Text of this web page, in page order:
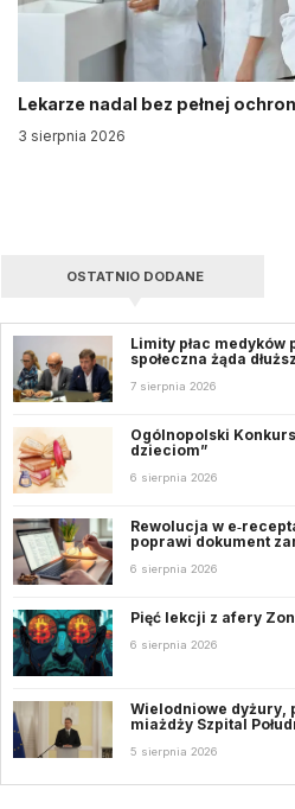
Lekarze nadal bez pełnej
3 sierpnia 2026
OSTATNIO DODANE
Limity płac medyków
społeczna żąda
7 sierpnia 2026
Ogólnopolski
dzieciom”
6 sierpnia 2026
Rewolucja w
poprawi dokument
6 sierpnia 2026
Pięć lekcji z afery
6 sierpnia 2026
Wielodniowe dyżury,
miażdży Szpital
5 sierpnia 2026